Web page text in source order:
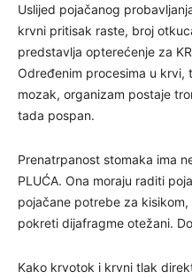
Uslijed pojačanog
krvni pritisak raste, broj
predstavlja opterećenje za
Određenim procesima u krvi,
mozak, organizam postaje
tada pospan.
Prenatrpanost stomaka ima
PLUĆA. Ona moraju raditi
pojačane potrebe za
pokreti dijafragme otežani.
Kako krvotok i krvni tlak